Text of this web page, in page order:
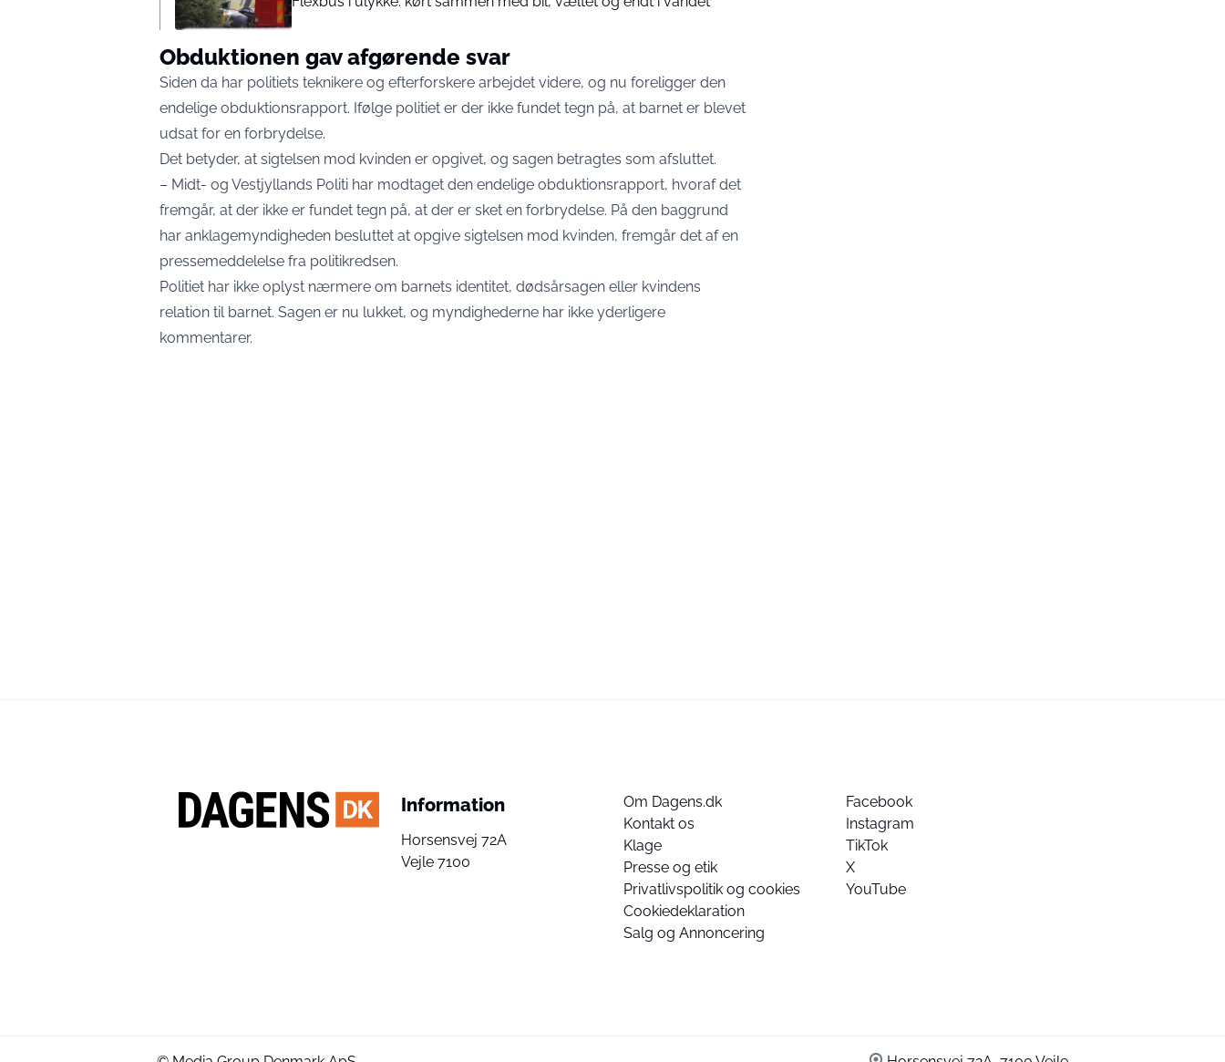
Obduktionen gav afgørende svar
Siden da har politiets teknikere og efterforskere arbejdet videre, og nu foreligger den
endelige obduktionsrapport. Ifølge politiet er der ikke fundet tegn på, at barnet er blevet
udsat for en forbrydelse.
Det betyder, at sigtelsen mod kvinden er opgivet, og sagen betragtes som afsluttet.
– Midt- og Vestjyllands Politi har modtaget den endelige obduktionsrapport, hvoraf det
fremgår, at der ikke er fundet tegn på, at der er sket en forbrydelse. På den baggrund
har anklagemyndigheden besluttet at opgive sigtelsen mod kvinden, fremgår det af en
pressemeddelelse fra politikredsen.
Politiet har ikke oplyst nærmere om barnets identitet, dødsårsagen eller kvindens
relation til barnet. Sagen er nu lukket, og myndighederne har ikke yderligere
kommentarer.
Information
Horsensvej 72A
Vejle 7100
Om Dagens.dk
Kontakt os
Klage
Presse og etik
Privatlivspolitik og cookies
Cookiedeklaration
Salg og Annoncering
Facebook
Instagram
TikTok
X
YouTube